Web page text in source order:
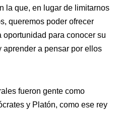
la que, en lugar de limitarnos
queremos poder ofrecer
para conocer su
aprender a pensar por ellos
fueron gente como
y Platón, como ese rey